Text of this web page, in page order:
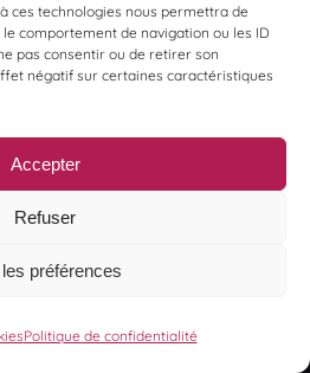
ces technologies nous permettra de
comportement de navigation ou les ID
pas consentir ou de retirer son
négatif sur certaines caractéristiques
Accepter
Refuser
préférences
Politique de confidentialité